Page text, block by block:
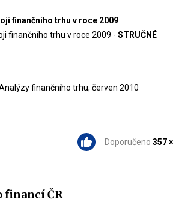
finančního trhu v roce 2009
finančního trhu v roce 2009 - STRUČNÉ
finančního trhu; červen 2010
Doporučeno 357 ×
ČR